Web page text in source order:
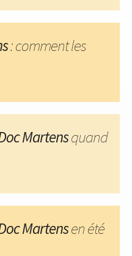
: comment les
Martensquand
Martensen été